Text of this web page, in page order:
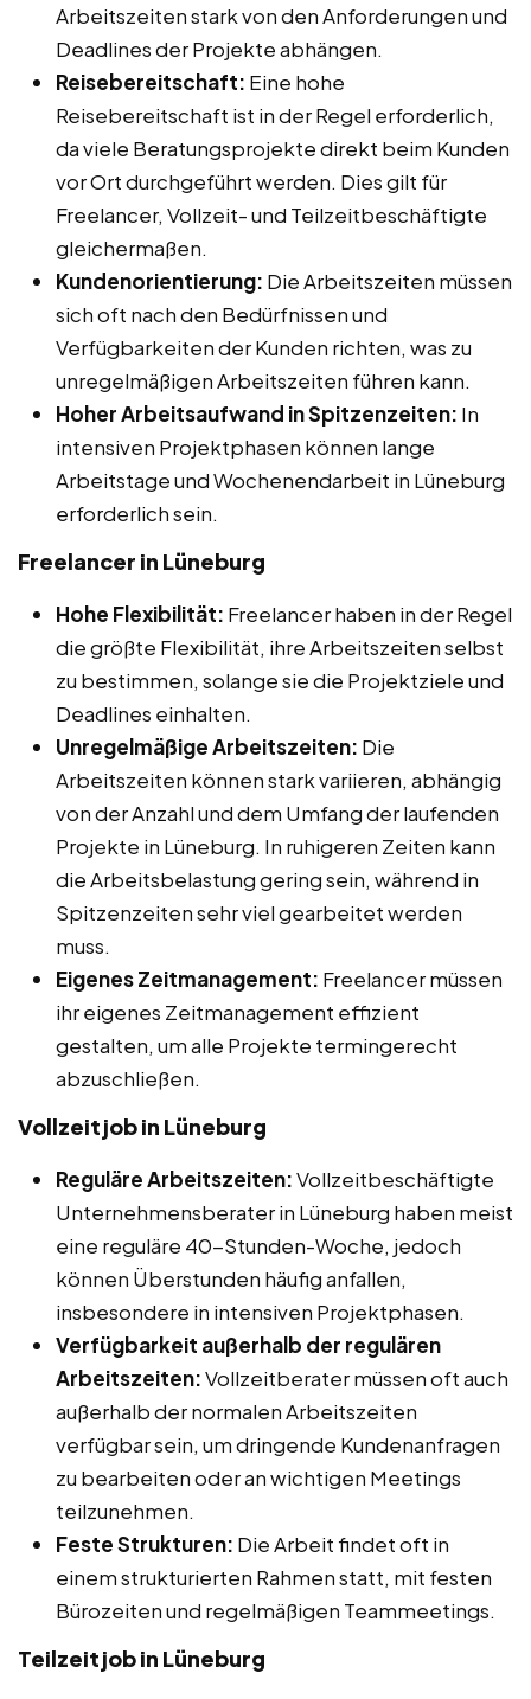
Arbeitszeiten stark von den Anforderungen und
Deadlines der Projekte abhängen.
Reisebereitschaft: Eine hohe
Reisebereitschaft ist in der Regel erforderlich,
da viele Beratungsprojekte direkt beim Kunden
vor Ort durchgeführt werden. Dies gilt für
Freelancer, Vollzeit- und Teilzeitbeschäftigte
gleichermaßen.
Kundenorientierung: Die Arbeitszeiten müssen
sich oft nach den Bedürfnissen und
Verfügbarkeiten der Kunden richten, was zu
unregelmäßigen Arbeitszeiten führen kann.
Hoher Arbeitsaufwand in Spitzenzeiten: In
intensiven Projektphasen können lange
Arbeitstage und Wochenendarbeit in Lüneburg
erforderlich sein.
Freelancer in Lüneburg
Hohe Flexibilität: Freelancer haben in der Regel
die größte Flexibilität, ihre Arbeitszeiten selbst
zu bestimmen, solange sie die Projektziele und
Deadlines einhalten.
Unregelmäßige Arbeitszeiten: Die
Arbeitszeiten können stark variieren, abhängig
von der Anzahl und dem Umfang der laufenden
Projekte in Lüneburg. In ruhigeren Zeiten kann
die Arbeitsbelastung gering sein, während in
Spitzenzeiten sehr viel gearbeitet werden
muss.
Eigenes Zeitmanagement: Freelancer müssen
ihr eigenes Zeitmanagement effizient
gestalten, um alle Projekte termingerecht
abzuschließen.
Vollzeitjob in Lüneburg
Reguläre Arbeitszeiten:Vollzeitbeschäftigte
Unternehmensberater in Lüneburg haben meist
eine reguläre 40-Stunden-Woche, jedoch
können Überstunden häufig anfallen,
insbesondere in intensiven Projektphasen.
Verfügbarkeit außerhalb der regulären
Arbeitszeiten:Vollzeitberater müssen oft auch
außerhalb der normalen Arbeitszeiten
verfügbar sein, um dringende Kundenanfragen
zu bearbeiten oder an wichtigen Meetings
teilzunehmen.
Feste Strukturen: Die Arbeit findet oft in
einem strukturierten Rahmen statt, mit festen
Bürozeiten und regelmäßigen Teammeetings.
Teilzeitjob in Lüneburg